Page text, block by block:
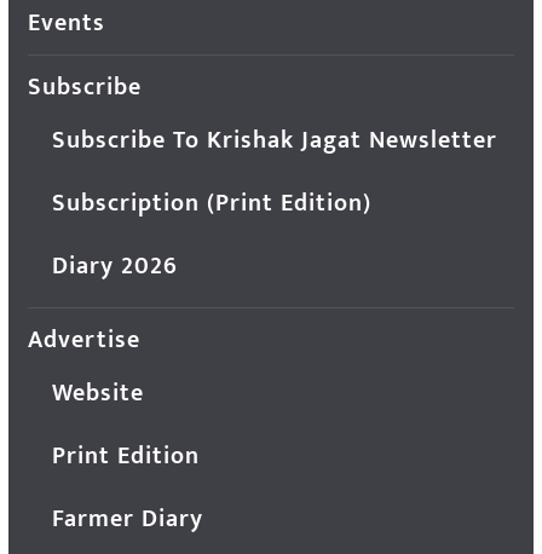
Events
Subscribe
Subscribe To Krishak Jagat Newsletter
Subscription (Print Edition)
Diary 2026
Advertise
Website
Print Edition
Farmer Diary